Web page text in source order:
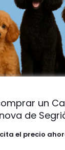
un
de
el precio